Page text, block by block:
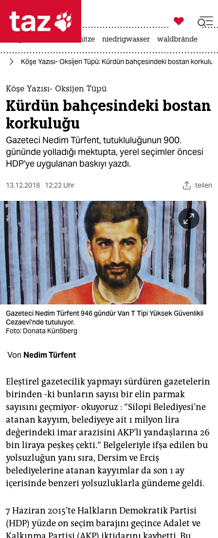
 taz zahl ich
taz zahl ich
themen
politik
öko
gesellschaft
sport
berlin
nord
wahrheit
verlag
verlag
veranstaltungen
unterstützen
genossenschaft
epaper login

taz zahl ich
hitze niedrigwasser waldbrände
Köşe Yazısı- Oksijen Tüpü: Kürdün bahçesindeki bostan
Köşe Yazısı- Oksijen Tüpü
Kürdün bahçesindeki bostan
korkuluğu
Gazeteci Nedim Türfent, tutukluluğunun 900.
gününde yolladığı mektupta, yerel seçimler öncesi
HDP'ye uygulanan baskıyı yazdı.
13.12.2018 12:22 Uhr teilen
Gazeteci Nedim Türfent 946 gündür Van T Tipi Yüksek Güvenlikli
Cezaevi'nde tutuluyor.
Foto: Donata Künßberg
Von Nedim Türfent
Eleştirel gazetecilik yapmayı sürdüren gazetelerin
birinden -ki bunların sayısı bir elin parmak
sayısını geçmiyor- okuyoruz : “Silopi Belediyesi’ne
atanan kayyım, belediyeye ait 1 milyon lira
değerindeki imar arazisini AKP’li yandaşlarına 26
bin liraya peşkeş çekti.“ Belgeleriyle ifşa edilen bu
yolsuzluğun yanı sıra, Dersim ve Erciş
belediyelerine atanan kayyımlar da son 1 ay
içerisinde benzeri yolsuzluklarla gündeme geldi.
7 Haziran 2015’te Halkların Demokratik Partisi
(HDP) yüzde on seçim barajını geçince Adalet ve